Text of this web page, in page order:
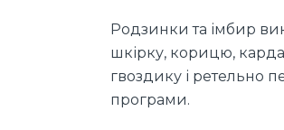
Родзинки та імбир
шкірку, корицю,
гвоздику і ретельно
програми.